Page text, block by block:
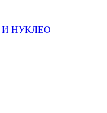
НУКЛЕО